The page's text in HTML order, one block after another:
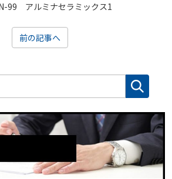
99 アルミナセラミックス1
前の記事へ